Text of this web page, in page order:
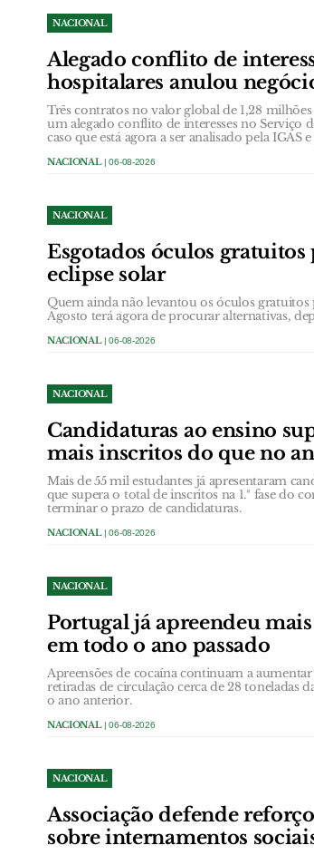
NACIONAL
Alegado conflito de
hospitalares anulou
Três contratos no valor global de 1,28
um alegado conflito de interesses no Serviço
caso que está agora a ser analisado pela
NACIONAL| 06-08-2026
NACIONAL
Esgotados óculos gratuitos
eclipse solar
Quem ainda não levantou os óculos gratuitos
Agosto terá agora de procurar alternativas,
NACIONAL| 06-08-2026
NACIONAL
Candidaturas ao ensino
mais inscritos do que no
Mais de 55 mil estudantes já apresentaram
que supera o total de inscritos na 1.ª fase do
terminar o prazo de candidaturas.
NACIONAL| 06-08-2026
NACIONAL
Portugal já apreendeu
em todo o ano passado
Apreensões de cocaína continuam a
retiradas de circulação cerca de 28 toneladas
o ano anterior.
NACIONAL| 06-08-2026
NACIONAL
Associação defende
sobre internamentos